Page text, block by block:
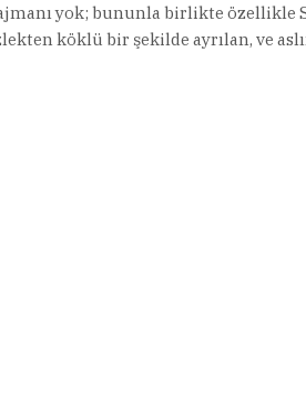
yok; bununla birlikte özellikle
köklü bir şekilde ayrılan, ve